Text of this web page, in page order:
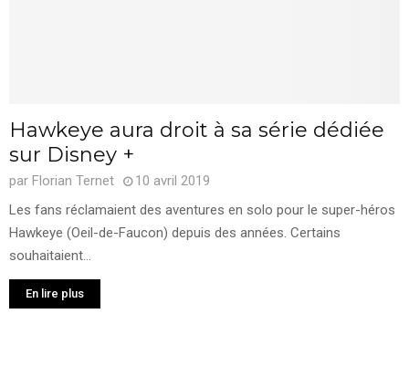
Hawkeye aura droit à sa série dédiée
sur Disney +
par Florian Ternet
10 avril 2019
Les fans réclamaient des aventures en solo pour le super-héros
Hawkeye (Oeil-de-Faucon) depuis des années. Certains
souhaitaient...
En lire plus